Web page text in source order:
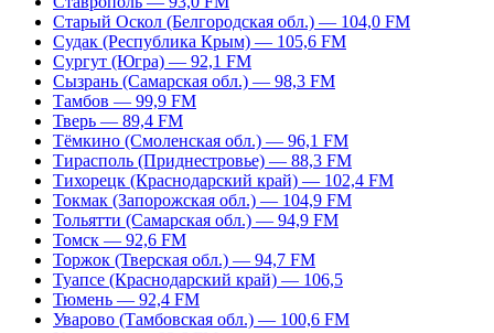
Старый Оскол (Белгородская обл.) — 104,0 FM
Судак (Республика Крым) — 105,6 FM
Сургут (Югра) — 92,1 FM
Сызрань (Самарская обл.) — 98,3 FM
Тамбов — 99,9 FM
Тверь — 89,4 FM
Тёмкино (Смоленская обл.) — 96,1 FM
Тирасполь (Приднестровье) — 88,3 FM
Тихорецк (Краснодарский край) — 102,4 FM
Токмак (Запорожская обл.) — 104,9 FM
Тольятти (Самарская обл.) — 94,9 FM
Томск — 92,6 FM
Торжок (Тверская обл.) — 94,7 FM
Туапсе (Краснодарский край) — 106,5
Тюмень — 92,4 FM
Уварово (Тамбовская обл.) — 100,6 FM